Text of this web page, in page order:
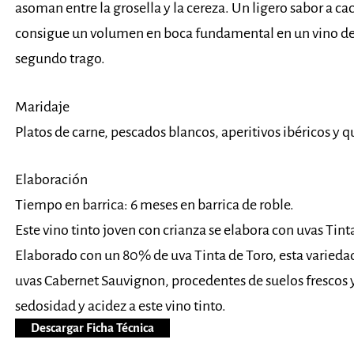
Elaboración
Tiempo en barrica: 6 meses en barrica de roble.
Este vino tinto joven con crianza se elabora con uvas
Elaborado con un 80% de uva Tinta de Toro, esta
uvas Cabernet Sauvignon, procedentes de suelos
sedosidad y acidez a este vino tinto.
asoman entre la grosella y la cereza. Un ligero sabor a
consigue un volumen en boca fundamental en un vino
segundo trago.
Maridaje
Platos de carne, pescados blancos, aperitivos ibéricos y
Descargar Ficha Técnica